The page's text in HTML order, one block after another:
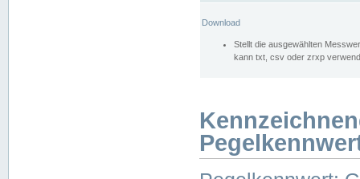
Download
Stellt die ausgewählten
kann txt, csv oder zrxp